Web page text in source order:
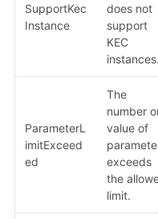
SupportKec
Instance
does not
support
KEC
instances.
ParameterL
imitExceed
ed
The
number
value of
exceeds
the
limit.